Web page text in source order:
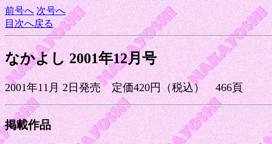
前号へ 次号へ
目次へ戻る
なかよし 2001年12月号
2001年11月 2日発売 定価420円（税込） 466頁
掲載作品